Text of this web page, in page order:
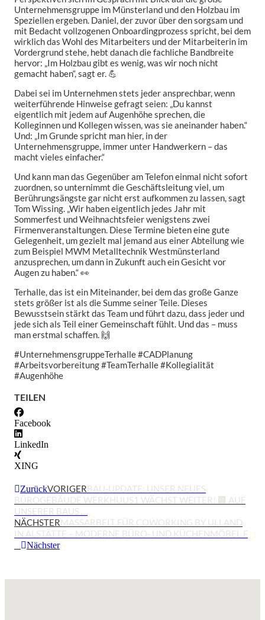
Unternehmensgruppe im Münsterland und den Holzbau im
Speziellen ergeben. Daniel, der zuvor über den sorgsam und
mit Bedacht vollzogenen Onboardingprozess spricht, bei dem
wirklich das Wohl des Mitarbeiters und der Mitarbeiterin im
Vordergrund stehe, hebt danach die fachliche Bandbreite
hervor: „Im Holzbau gibt es wenig, was wir noch nicht
gemacht haben“, sagt er. 💪
Dabei sei im Unternehmen stets jeder ansprechbar, wenn
weiterführende Hinweise gefragt seien: „Du kannst
eigentlich mit jedem auf Augenhöhe sprechen, die
Kolleginnen und Kollegen wissen, was sie aneinander haben.“
Und: „Im Grunde spricht man hier, in der
Unternehmensgruppe, immer unter Handwerkern – das
macht vieles einfacher.“
Und kann man das Gegenüber am Telefon einmal nicht sofort
zuordnen, so unternimmt die Geschäftsleitung viel, um
Berührungsängste gar nicht erst aufkommen zu lassen, sagt
Tom Wissing. „Wir haben eigentlich jedes Jahr mit
Sommerfest und Weihnachtsfeier wenigstens zwei
Firmenveranstaltungen. Diese Termine bieten eine gute
Gelegenheit, um gezielt mal jemand aus einer Abteilung wie
zum Beispiel MWM Metalltechnik Westmünsterland
anzusprechen, um dann in Zukunft auch ein Gesicht vor
Augen zu haben.“ 👀
Terhalle, das ist ein Miteinander, bei dem das große Ganze
stets größer ist als die Summe seiner Teile. Dieses
Bewusstsein stärkt das Team und führt dazu, dass jeder und
jede sich als Teil einer Gemeinschaft fühlt. Und das – muss
man erstmal schaffen. 🙌
#UnternehmensgruppeTerhalle #CADPlanung
#Arbeitsvorbereitung #TeamTerhalle #Kollegialität
#Augenhöhe
TEILEN
Facebook
LinkedIn
XING
ZurückVORIGERBAU-UPDATE: UNSER NEUES
BÜROGEBÄUDE WERKHUUS1 WÄCHST WEITER! 🏢 AUF
UNSERER BAUS …
NÄCHSTERMASSARBEIT FÜR COWORKING BY ULLAND I
N ALSTÄTTE – MODERNE BÜRO- UND KÜCHENMÖBEL F …
Nächster